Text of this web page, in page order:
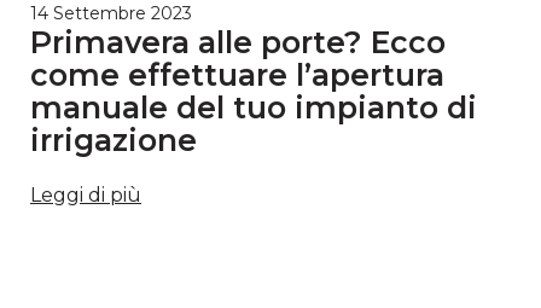
14 Settembre 2023
Primavera alle porte? Ecco
come effettuare l’apertura
manuale del tuo impianto di
irrigazione
Leggi di più